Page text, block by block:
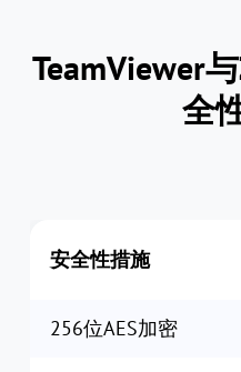
TeamViewer
全
安全性措施
256位AES加密